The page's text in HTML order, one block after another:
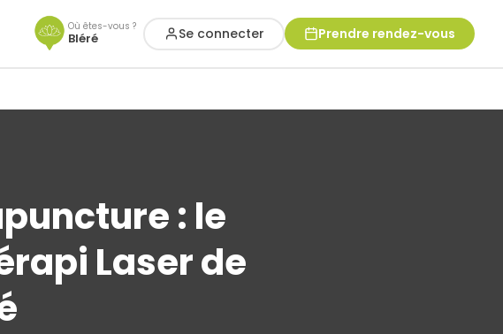
Où êtes-vous ?
Bléré Se connecter Prendre rendez-vous
: le
Laser de